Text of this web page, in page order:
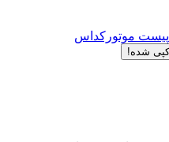
موتورکداس
کپی شده!